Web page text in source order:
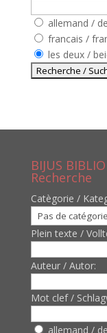
allemand /
francais /
les deux /
BIJUS
Recherche
Catègorie /
Plein texte /
Auteur / Autor:
Mot clef /
allemand /